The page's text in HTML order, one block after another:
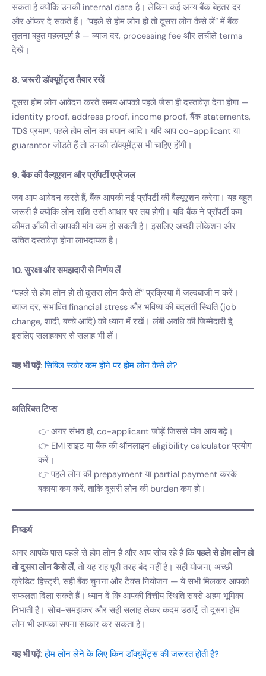
सकता है क्योंकि उनकी internal data है। लेकिन कई अन्य बैंक बेहतर दर
और ऑफर दे सकते हैं। “पहले से होम लोन हो तो दूसरा लोन कैसे लें” में बैंक
तुलना बहुत महत्वपूर्ण है — ब्याज दर, processing fee और लचीले terms
देखें।
8. जरूरी डॉक्यूमेंट्स तैयार रखें
दूसरा होम लोन आवेदन करते समय आपको पहले जैसा ही दस्तावेज़ देना होगा —
identity proof, address proof, income proof, बैंक statements,
TDS प्रमाण, पहले होम लोन का बयान आदि। यदि आप co-applicant या
guarantor जोड़ते हैं तो उनकी डॉक्यूमेंट्स भी चाहिए होंगी।
9. बैंक की वैल्यूएशन और प्रॉपर्टी एप्रेजल
जब आप आवेदन करते हैं, बैंक आपकी नई प्रॉपर्टी की वैल्यूएशन करेगा। यह बहुत
जरूरी है क्योंकि लोन राशि उसी आधार पर तय होगी। यदि बैंक ने प्रॉपर्टी कम
कीमत आँकी तो आपकी मांग कम हो सकती है। इसलिए अच्छी लोकेशन और
उचित दस्तावेज़ होना लाभदायक है।
10. सुरक्षा और समझदारी से निर्णय लें
“पहले से होम लोन हो तो दूसरा लोन कैसे लें” प्रक्रिया में जल्दबाजी न करें।
ब्याज दर, संभावित financial stress और भविष्य की बदलती स्थिति (job
change, शादी, बच्चे आदि) को ध्यान में रखें। लंबी अवधि की जिम्मेदारी है,
इसलिए सलाहकार से सलाह भी लें।
यह भी पढ़ें:सिबिल स्कोर कम होने पर होम लोन कैसे ले?
अतिरिक्त टिप्स
अगर संभव हो, co-applicant जोड़ें जिससे योग आय बढ़े।
EMI साइट या बैंक की ऑनलाइन eligibility calculator प्रयोग
करें।
पहले लोन की prepayment या partial payment करके
बकाया कम करें, ताकि दूसरी लोन की burden कम हो।
निष्कर्ष
अगर आपके पास पहले से होम लोन है और आप सोच रहे हैं किपहले से होम लोन हो
तो दूसरा लोन कैसे लें, तो यह राह पूरी तरह बंद नहीं है। सही योजना, अच्छी
क्रेडिट हिस्ट्री, सही बैंक चुनना और टैक्स नियोजन — ये सभी मिलकर आपको
सफलता दिला सकते हैं। ध्यान दें कि आपकी वित्तीय स्थिति सबसे अहम भूमिका
निभाती है। सोच-समझकर और सही सलाह लेकर कदम उठाएँ, तो दूसरा होम
लोन भी आपका सपना साकार कर सकता है।
यह भी पढ़ें:होम लोन लेने के लिए किन डॉक्युमेंट्स की जरूरत होती हैं?